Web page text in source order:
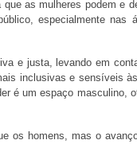
que as mulheres podem e
especialmente nas
e justa, levando em
inclusivas e sensíveis
é um espaço masculino,
os homens, mas o